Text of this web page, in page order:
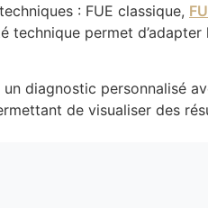
: FUE classique,
technique permet
diagnostic personnalisé
de visualiser des